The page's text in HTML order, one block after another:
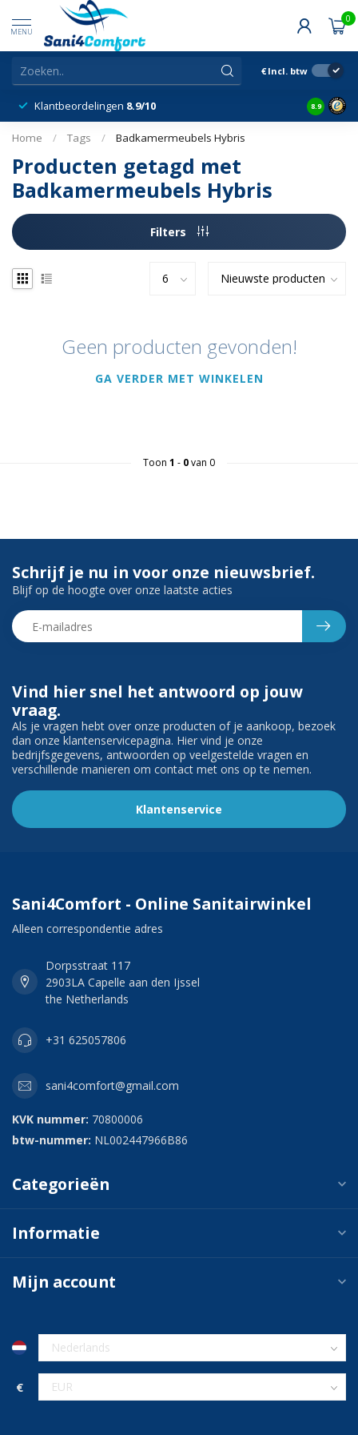
MENU
0
€ Incl. btw
Klantbeordelingen 8.9/10 8.9
Home / Tags / Badkamermeubels Hybris
Producten getagd met
Badkamermeubels Hybris
Filters
Geen producten gevonden!
GA VERDER MET WINKELEN
Toon 1 - 0van 0
Vind hier snel het antwoord op jouw
vraag.
Als je vragen hebt over onze producten of je aankoop, bezoek
dan onze klantenservicepagina. Hier vind je onze
bedrijfsgegevens, antwoorden op veelgestelde vragen en
verschillende manieren om contact met ons op te nemen.
Klantenservice
Schrijf je nu in voor onze nieuwsbrief.
Blijf op de hoogte over onze laatste acties
Sani4Comfort - Online Sanitairwinkel
Alleen correspondentie adres
Dorpsstraat 117
2903LA Capelle aan den Ijssel
the Netherlands
+31 625057806
sani4comfort@gmail.com
KVK nummer: 70800006
btw-nummer: NL002447966B86
Categorieën
Informatie
Mijn account
€